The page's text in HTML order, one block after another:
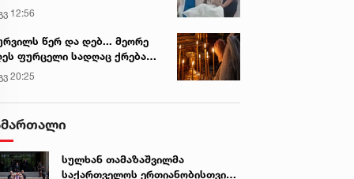
ავრცელებს
12:56
წერ და დებ... მეორე
ფურცელი სადღაც ქრება
სურვილი სრულდება...“ -
ტაძარი შიდა
20:25
სულხან თამაზაშვილმა
საქართველოს ერთიანობისთვის